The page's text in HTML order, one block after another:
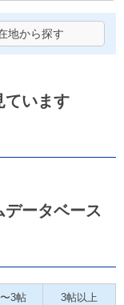
地から探す
ています
ータベース
〜3帖 3帖以上